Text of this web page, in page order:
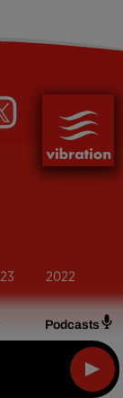
Podcasts
2022